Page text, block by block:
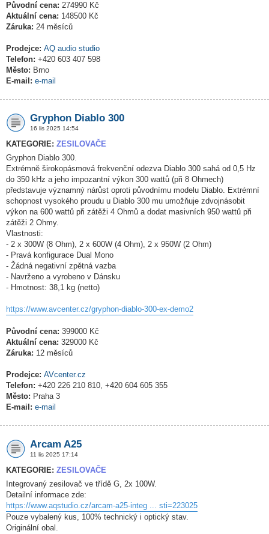
Původní cena: 274990 Kč
Aktuální cena: 148500 Kč
Záruka: 24 měsíců
Prodejce: AQ audio studio
Telefon: +420 603 407 598
Město: Brno
E-mail: e-mail
Gryphon Diablo 300
16 lis 2025 14:54
KATEGORIE: ZESILOVAČE
Gryphon Diablo 300.
Extrémně širokopásmová frekvenční odezva Diablo 300 sahá od 0,5 Hz
do 350 kHz a jeho impozantní výkon 300 wattů (při 8 Ohmech)
představuje významný nárůst oproti původnímu modelu Diablo. Extrémní
schopnost vysokého proudu u Diablo 300 mu umožňuje zdvojnásobit
výkon na 600 wattů při zátěži 4 Ohmů a dodat masivních 950 wattů při
zátěži 2 Ohmy.
Vlastnosti:
- 2 x 300W (8 Ohm), 2 x 600W (4 Ohm), 2 x 950W (2 Ohm)
- Pravá konfigurace Dual Mono
- Žádná negativní zpětná vazba
- Navrženo a vyrobeno v Dánsku
- Hmotnost: 38,1 kg (netto)
https://www.avcenter.cz/gryphon-diablo-300-ex-demo2
Původní cena: 399000 Kč
Aktuální cena: 329000 Kč
Záruka: 12 měsíců
Prodejce: AVcenter.cz
Telefon: +420 226 210 810, +420 604 605 355
Město: Praha 3
E-mail: e-mail
Arcam A25
11 lis 2025 17:14
KATEGORIE: ZESILOVAČE
Integrovaný zesilovač ve třídě G, 2x 100W.
Detailní informace zde:
https://www.aqstudio.cz/arcam-a25-integ ... sti=223025
Pouze vybalený kus, 100% technický i optický stav.
Originální obal.